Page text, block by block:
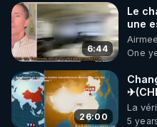
6:44
Le
une
One
26:00
La
5